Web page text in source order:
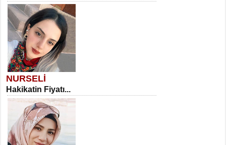
NURSELİ
Hakikatin Fiyatı...